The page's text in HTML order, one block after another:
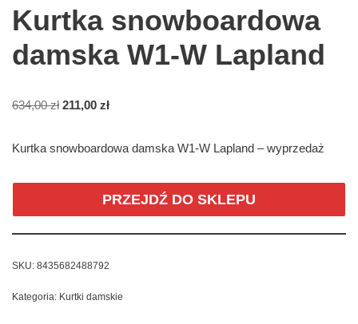
Kurtka snowboardowa
damska W1-W Lapland
634,00zł 211,00 zł
Kurtka snowboardowa damska W1-W Lapland – wyprzedaż
PRZEJDŹ DO SKLEPU
SKU: 8435682488792
Kategoria: Kurtki damskie